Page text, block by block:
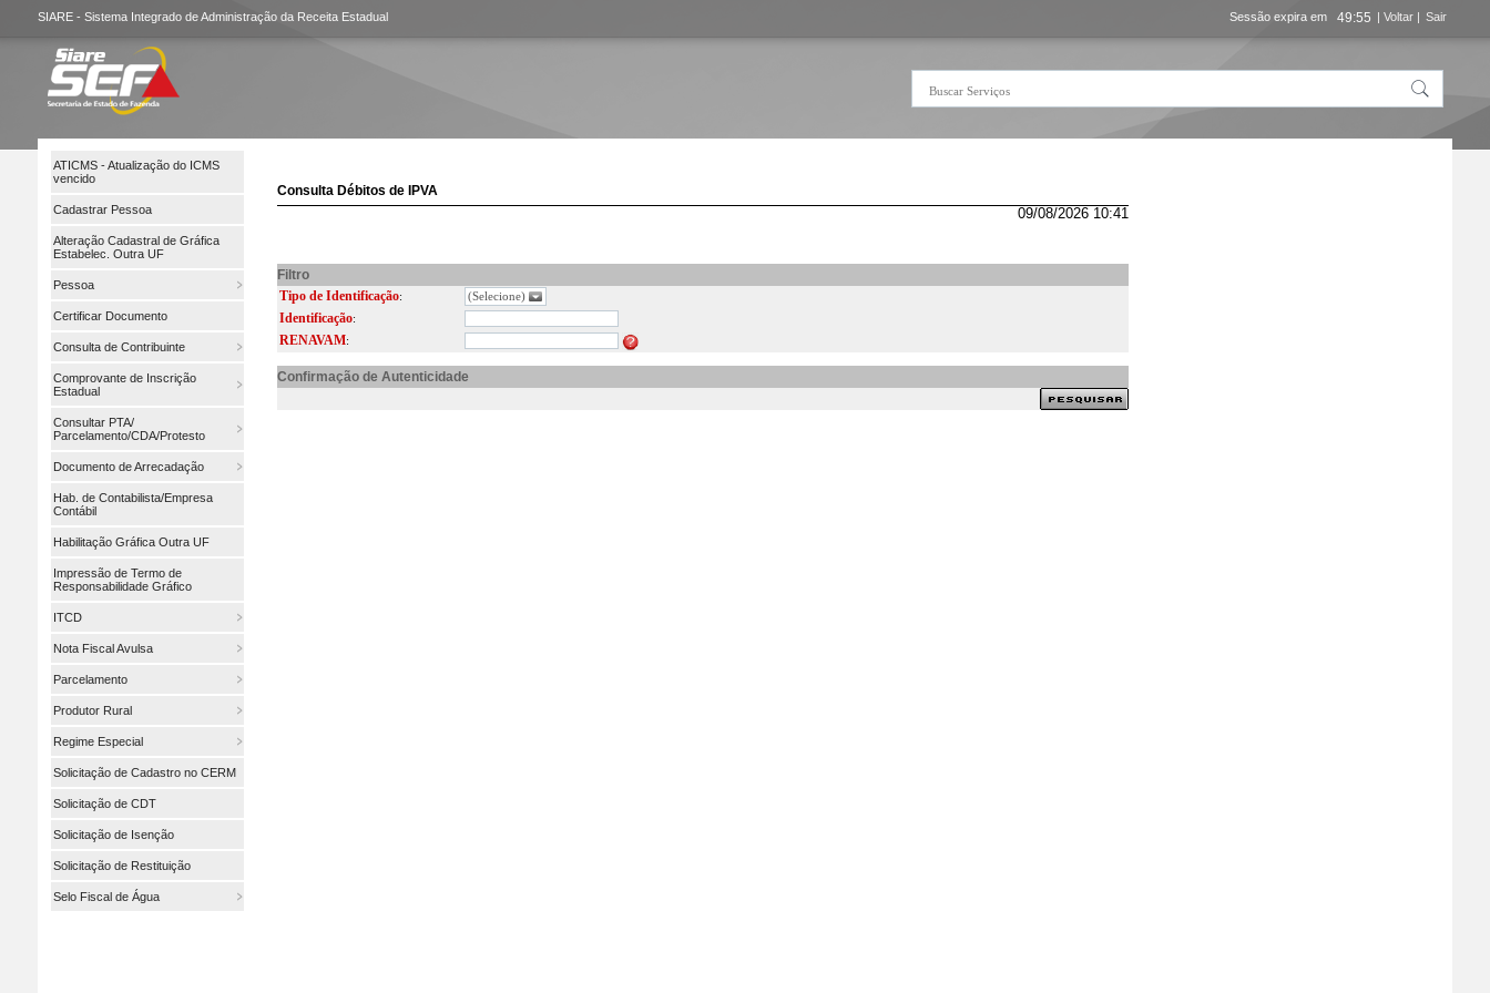
SIARE - Sistema Integrado de Administração da Receita Estadual Sessão expira em 49:55 | Voltar | Sair
ATICMS - Atualização do ICMS
vencido
Cadastrar Pessoa
Alteração Cadastral de Gráfica
Estabelec. Outra UF
Pessoa
Certificar Documento
Consulta de Contribuinte
Comprovante de Inscrição
Estadual
Consultar PTA/
Parcelamento/CDA/Protesto
Documento de Arrecadação
Hab. de Contabilista/Empresa
Contábil
Habilitação Gráfica Outra UF
Impressão de Termo de
Responsabilidade Gráfico
ITCD
Nota Fiscal Avulsa
Parcelamento
Produtor Rural
Regime Especial
Solicitação de Cadastro no CERM
Solicitação de CDT
Solicitação de Isenção
Solicitação de Restituição
Selo Fiscal de Água
Consulta Débitos de IPVA
09/08/2026 10:41
Filtro
Tipo de Identificação:
Identificação:
RENAVAM:
Confirmação de Autenticidade